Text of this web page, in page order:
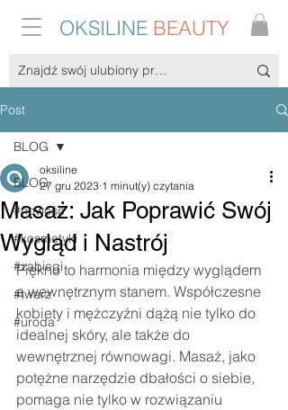
OKSILINE BEAUTY
Post
BLOG
#nowość
#kosmetyki
#zabiegi
#twarz
#uroda
BLOG
Masaż: Jak Poprawić Swój
Wygląd i Nastrój
oksiline
27 gru 2023 1 minut(y) czytania
Piękno to harmonia między wyglądem
a wewnętrznym stanem. Współczesne
kobiety i mężczyźni dążą nie tylko do
idealnej skóry, ale także do
wewnętrznej równowagi. Masaż, jako
potężne narzędzie dbałości o siebie,
pomaga nie tylko w rozwiązaniu